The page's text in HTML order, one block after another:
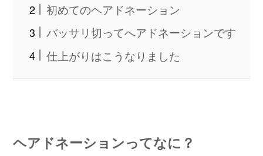
初めてのヘアドネーション
バッサリ切ってへアドネーションです
仕上がりはこうなりました
ヘアドネーションってなに？